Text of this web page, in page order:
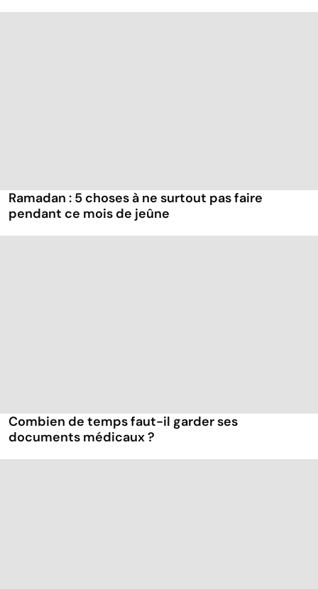
Ramadan : 5 choses à ne surtout pas faire
pendant ce mois de jeûne
Combien de temps faut-il garder ses
documents médicaux ?